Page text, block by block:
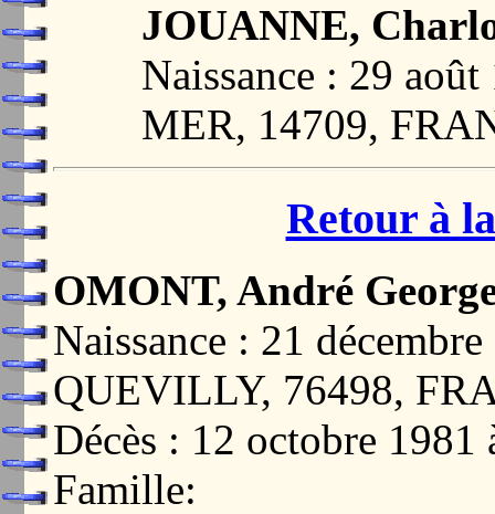
JOUANNE,
Naissance : 29
MER, 14709,
Retour à
OMONT, André
Naissance : 21
QUEVILLY, 76498,
Décès : 12 octobre
Famille: